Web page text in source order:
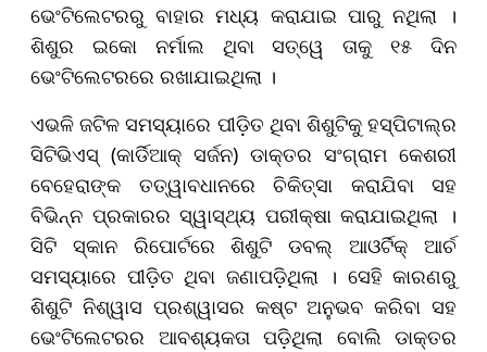
ଭେଂଟିଲେଟରରୁ ବାହାର ମଧ୍ୟ କରାଯାଇ ପାରୁ ନଥିଲା ।
ଶିଶୁର ଇକୋ ନର୍ମାଲ ଥିବା ସତ୍ୱେ ତାକୁ ୧୫ ଦିନ
ଭେଂଟିଲେଟରରେ ରଖାଯାଇଥିଲା ।
ଏଭଳି ଜଟିଳ ସମସ୍ୟାରେ ପୀଡ଼ିତ ଥିବା ଶିଶୁଟିକୁ ହସ୍ପିଟାଲ୍‌ର
ସିଟିଭିଏସ୍ (କାର୍ଡିଆକ୍ ସର୍ଜନ) ଡାକ୍ତର ସଂଗ୍ରାମ କେଶରୀ
ବେହେରାଙ୍କ ତତ୍ୱାବଧାନରେ ଚିକିତ୍ସା କରାଯିବା ସହ
ବିଭିନ୍ନ ପ୍ରକାରର ସ୍ୱାସ୍ଥ୍ୟ ପରୀକ୍ଷା କରାଯାଇଥିଲା ।
ସିଟି ସ୍କାନ ରିପୋର୍ଟରେ ଶିଶୁଟି ଡବଲ୍ ଆଓର୍ଟିକ୍ ଆର୍ଚ
ସମସ୍ୟାରେ ପୀଡ଼ିତ ଥିବା ଜଣାପଡ଼ିଥିଲା । ସେହି କାରଣରୁ
ଶିଶୁଟି ନିଶ୍ୱାସ ପ୍ରଶ୍ୱାସର କଷ୍ଟ ଅନୁଭବ କରିବା ସହ
ଭେଂଟିଲେଟରର ଆବଶ୍ୟକତା ପଡ଼ିଥିଲା ବୋଲି ଡାକ୍ତର